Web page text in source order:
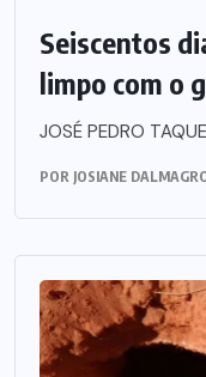
Seiscentos
limpo com o
JOSÉ PEDRO
POR JOSIANE